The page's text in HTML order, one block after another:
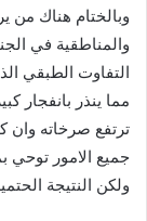
وبالختام هناك من
والمناطقية في
التفاوت الطبقي
مما ينذر بانفجار
ترتفع صرخاته وان
جميع الامور توحي
ولكن النتيجة